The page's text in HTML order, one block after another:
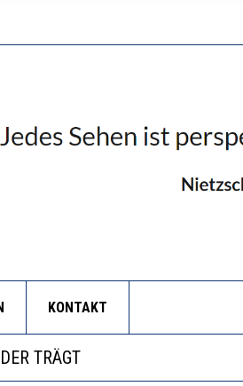
KONTAKT
BILDUNGSBÜRGERTUMS
TRÄGT
STURZFLUG BEI